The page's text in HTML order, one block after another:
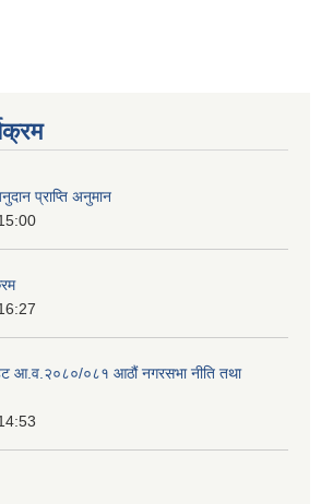
प्राप्ति अनुमान
आ.व.२०८०/०८१ आठौं नगरसभा नीति तथा